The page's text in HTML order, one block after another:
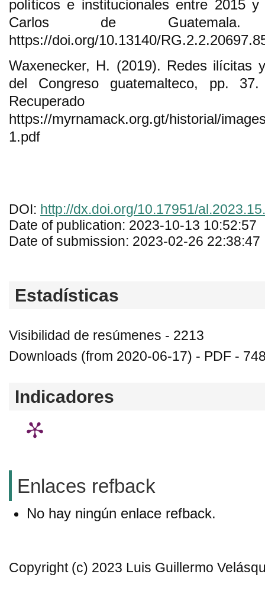
políticos e institucionales entre 2015
Carlos de Guatemala.
https://doi.org/10.13140/
Waxenecker, H. (2019). Redes ilícitas
del Congreso guatemalteco, pp.
https://myrnamack.org.gt/historial/
1.pdf
DOI: http://dx.doi.org/10.17951/
Date of publication: 2023-10-13 10:52:57
Date of submission: 2023-02-26 22:38:47
Estadísticas
Visibilidad de resúmenes - 2213
Downloads (from 2020-06-17) - PDF -
Indicadores
Enlaces refback
No hay ningún enlace refback.
Copyright (c) 2023 Luis Guillermo